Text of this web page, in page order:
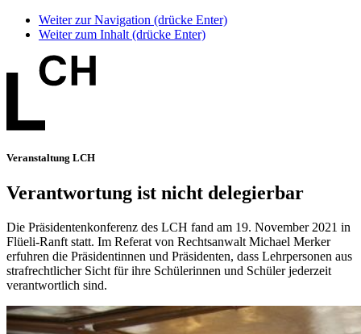
Weiter zur Navigation (drücke Enter)
Weiter zum Inhalt (drücke Enter)
Veranstaltung LCH
Verantwortung ist nicht delegierbar
Die Präsidentenkonferenz des LCH fand am 19. November 2021 in
Flüeli-Ranft statt. Im Referat von Rechtsanwalt Michael Merker
erfuhren die Präsidentinnen und Präsidenten, dass Lehrpersonen aus
strafrechtlicher Sicht für ihre Schülerinnen und Schüler jederzeit
verantwortlich sind.